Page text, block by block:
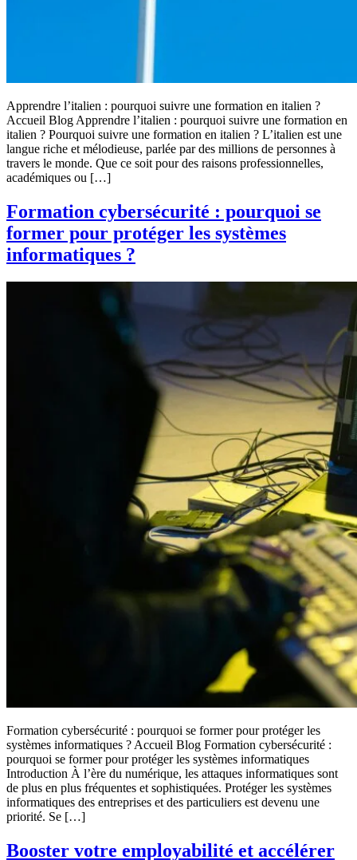
Apprendre l’italien : pourquoi suivre une formation en italien ?
Accueil Blog Apprendre l’italien : pourquoi suivre une formation en
italien ? Pourquoi suivre une formation en italien ? L’italien est une
langue riche et mélodieuse, parlée par des millions de personnes à
travers le monde. Que ce soit pour des raisons professionnelles,
académiques ou […]
Formation cybersécurité : pourquoi se
former pour protéger les systèmes
informatiques ?
Formation cybersécurité : pourquoi se former pour protéger les
systèmes informatiques ? Accueil Blog Formation cybersécurité :
pourquoi se former pour protéger les systèmes informatiques
Introduction À l’ère du numérique, les attaques informatiques sont
de plus en plus fréquentes et sophistiquées. Protéger les systèmes
informatiques des entreprises et des particuliers est devenu une
priorité. Se […]
Booster votre employabilité et accélérer